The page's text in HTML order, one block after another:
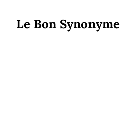
Le Bon Synonyme